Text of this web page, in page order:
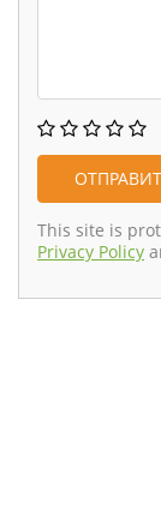
This site is
Privacy Policy